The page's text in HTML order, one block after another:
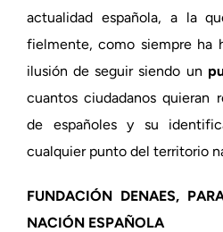
actualidad española, a la
fielmente, como siempre ha
ilusión de seguir siendo un
cuantos ciudadanos quieran
de españoles y su
cualquier punto del territorio
FUNDACIÓN DENAES,
NACIÓN ESPAÑOLA